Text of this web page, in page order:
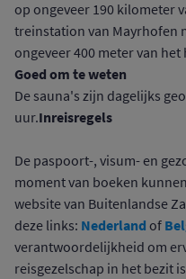
op ongeveer 190 kilometer
treinstation van Mayrhofen
ongeveer 400 meter van het
Goed om te weten
De sauna's zijn dagelijks
uur.Inreisregels
De paspoort-, visum- en
moment van boeken
website van Buitenlandse
deze links: Nederland of
verantwoordelijkheid om
reisgezelschap in het bezit